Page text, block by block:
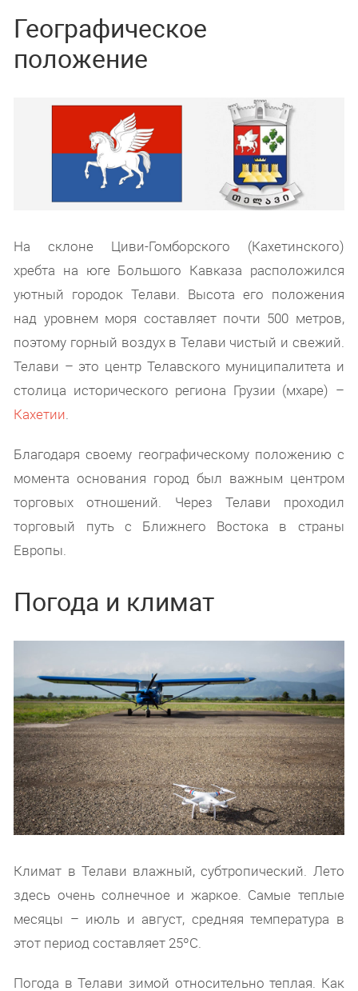
Географическое
положение
На склоне Циви-Гомборского (Кахетинского)
хребта на юге Большого Кавказа расположился
уютный городок Телави. Высота его положения
над уровнем моря составляет почти 500 метров,
поэтому горный воздух в Телави чистый и свежий.
Телави – это центр Телавского муниципалитета и
столица исторического региона Грузии (мхаре) –
Кахетии.
Благодаря своему географическому положению с
момента основания город был важным центром
торговых отношений. Через Телави проходил
торговый путь с Ближнего Востока в страны
Европы.
Погода и климат
Климат в Телави влажный, субтропический. Лето
здесь очень солнечное и жаркое. Самые теплые
месяцы – июль и август, средняя температура в
этот период составляет 25ºС.
Погода в Телави зимой относительно теплая. Как